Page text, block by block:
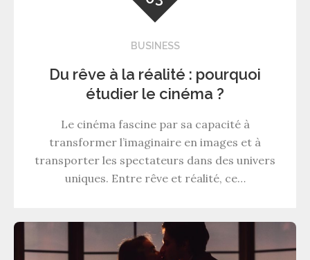
BUSINESS
Du rêve à la réalité : pourquoi
étudier le cinéma ?
Le cinéma fascine par sa capacité à
transformer l’imaginaire en images et à
transporter les spectateurs dans des univers
uniques. Entre rêve et réalité, ce…